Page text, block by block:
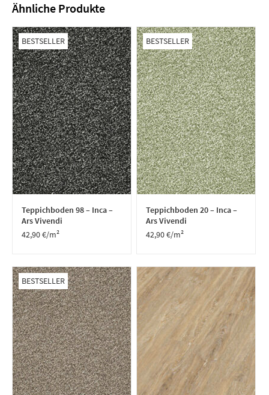
Ähnliche Produkte
BESTSELLER
Teppichboden 98 – Inca –
Ars Vivendi
42,90€/m²
BESTSELLER
Teppichboden 20 – Inca –
Ars Vivendi
42,90€/m²
BESTSELLER